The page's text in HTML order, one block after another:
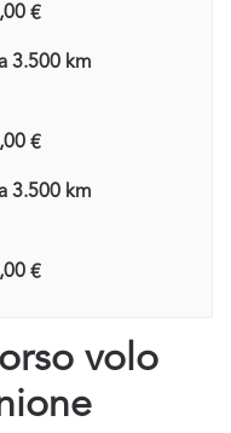
€
3.500 km
€
3.500 km
€
volo